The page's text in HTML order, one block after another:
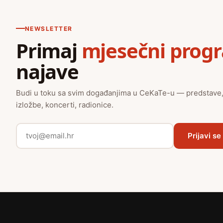
NEWSLETTER
Primaj mjesečni
najave
Budi u toku sa svim događanjima u CeKaTe-u — predstave,
izložbe, koncerti, radionice.
Prijavi se